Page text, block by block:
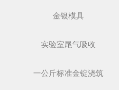
金银模具
实验室尾气吸收
一公斤标准金锭浇筑